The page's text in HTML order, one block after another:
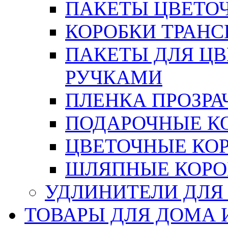
ПАКЕТЫ
КОРОБКИ
ПАКЕТЫ ДЛЯ
РУЧКАМИ
ПЛЕНКА
ПОДАРОЧНЫЕ
ЦВЕТОЧНЫЕ
ШЛЯПНЫЕ
УДЛИНИТЕЛИ
ТОВАРЫ ДЛЯ ДОМА